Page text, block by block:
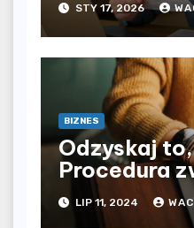
STY 17, 2026
BIZNES
Odzyskaj
Procedura
podatku z
wyjaśniona
LIP 11, 2024